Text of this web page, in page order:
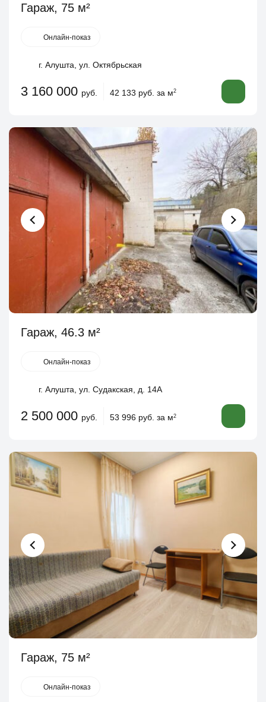
Гараж, 75 м²
Онлайн-показ
г. Алушта, ул. Октябрьская
3 160 000 руб. 42 133 руб. за м2
Гараж, 46.3 м²
Онлайн-показ
г. Алушта, ул. Судакская, д. 14А
2 500 000 руб. 53 996 руб. за м2
Гараж, 75 м²
Онлайн-показ